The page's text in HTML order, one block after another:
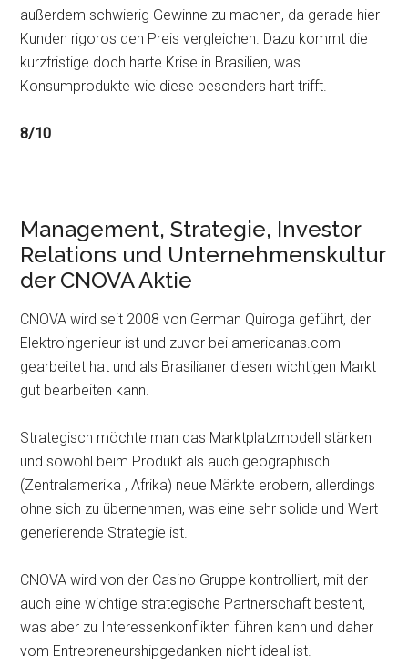
außerdem schwierig Gewinne zu machen, da gerade hier
Kunden rigoros den Preis vergleichen. Dazu kommt die
kurzfristige doch harte Krise in Brasilien, was
Konsumprodukte wie diese besonders hart trifft.
8/10
Management, Strategie, Investor
Relations und Unternehmenskultur
der CNOVA Aktie
CNOVA wird seit 2008 von German Quiroga geführt, der
Elektroingenieur ist und zuvor bei americanas.com
gearbeitet hat und als Brasilianer diesen wichtigen Markt
gut bearbeiten kann.
Strategisch möchte man das Marktplatzmodell stärken
und sowohl beim Produkt als auch geographisch
(Zentralamerika , Afrika) neue Märkte erobern, allerdings
ohne sich zu übernehmen, was eine sehr solide und Wert
generierende Strategie ist.
CNOVA wird von der Casino Gruppe kontrolliert, mit der
auch eine wichtige strategische Partnerschaft besteht,
was aber zu Interessenkonflikten führen kann und daher
vom Entrepreneurshipgedanken nicht ideal ist.